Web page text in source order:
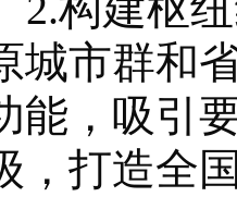
城市群和
能，吸引
，打造全